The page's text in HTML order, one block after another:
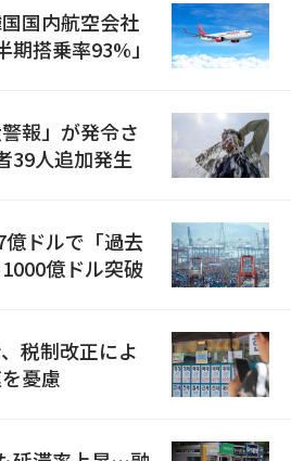
国内航空会社
搭乗率93%」
報」が発令さ
39人追加発生
ドルで「過去
億ドル突破
税制改正によ
憂慮